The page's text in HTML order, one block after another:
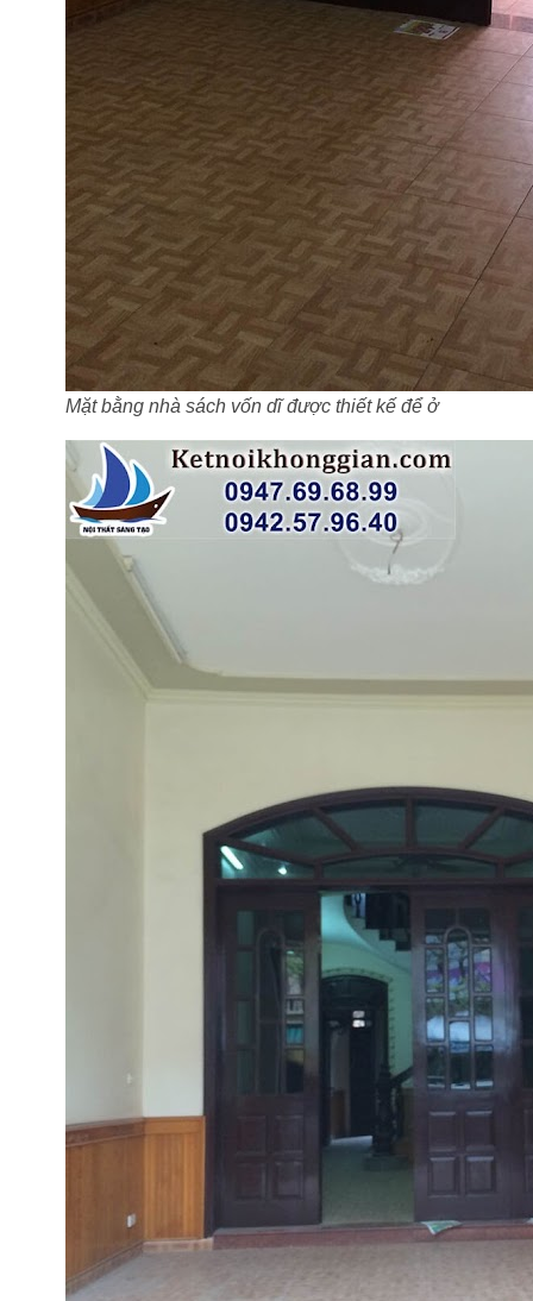
Mặt bằng nhà sách vốn dĩ được thiết kế để ở